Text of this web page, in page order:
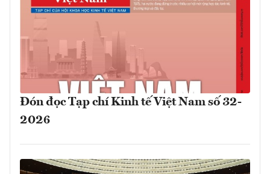
Đón đọc Tạp chí Kinh tế Việt Nam số 32-
2026